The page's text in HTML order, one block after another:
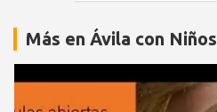
Más en Ávila con Niños